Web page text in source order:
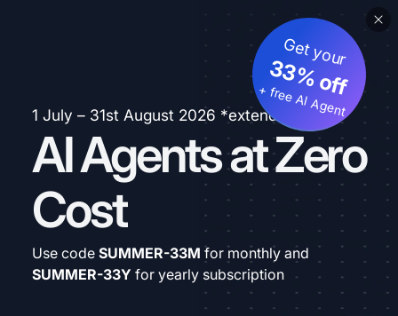
1 July – 31st August 2026 *extended
AI Agents at Zero
Cost
Get your
33% off
+ free AI Agent
Use code SUMMER-33M for monthly and
SUMMER-33Y for yearly subscription